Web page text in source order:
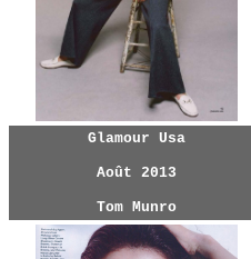
Glamour Usa
Août 2013
Tom Munro